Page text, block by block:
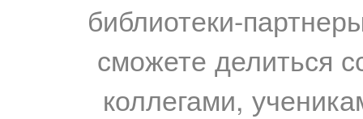
библиотеки-
сможете делиться
коллегами,